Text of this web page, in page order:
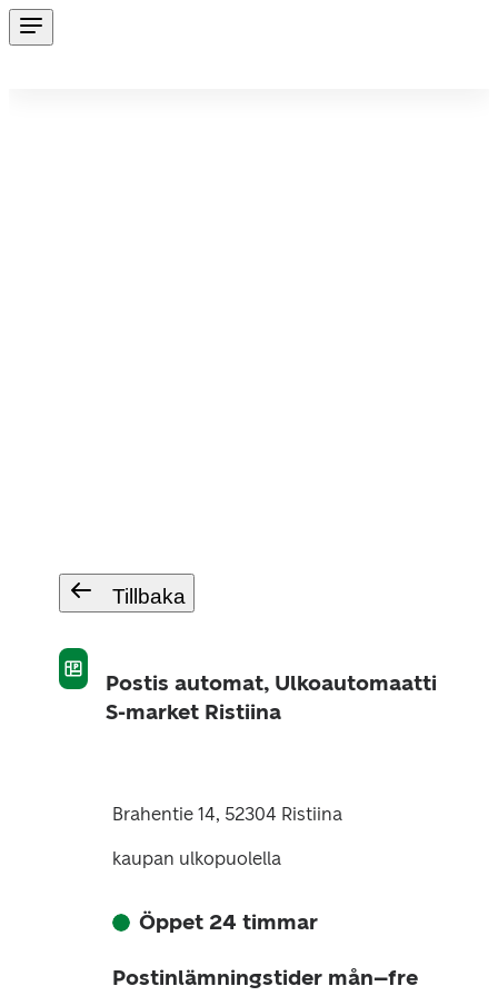
Tillbaka
Postis automat, Ulkoautomaatti
S-market Ristiina
Brahentie 14, 52304 Ristiina
kaupan ulkopuolella
Öppet 24 timmar
Postinlämningstider mån–fre